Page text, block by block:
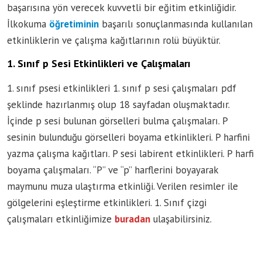
başarısına yön verecek kuvvetli bir eğitim etkinliğidir.
İlkokuma öğretiminin başarılı sonuçlanmasında kullanılan
etkinliklerin ve çalışma kağıtlarının rolü büyüktür.
1. Sınıf p Sesi Etkinlikleri ve Çalışmaları
1. sınıf psesi etkinlikleri 1. sınıf p sesi çalışmaları pdf
şeklinde hazırlanmış olup 18 sayfadan oluşmaktadır.
İçinde p sesi bulunan görselleri bulma çalışmaları. P
sesinin bulunduğu görselleri boyama etkinlikleri. P harfini
yazma çalışma kağıtları. P sesi labirent etkinlikleri. P harfi
boyama çalışmaları. ‘‘P’’ ve “p” harflerini boyayarak
maymunu muza ulaştırma etkinliği. Verilen resimler ile
gölgelerini eşleştirme etkinlikleri. 1. Sınıf çizgi
çalışmaları etkinliğimize buradan ulaşabilirsiniz.